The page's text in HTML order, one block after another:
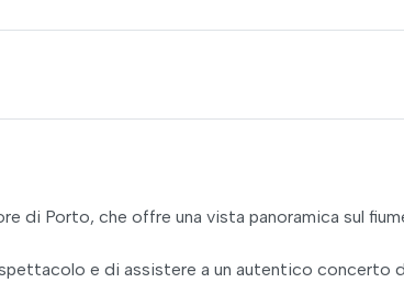
di Porto, che offre una vista panoramica sul
e di assistere a un autentico concerto